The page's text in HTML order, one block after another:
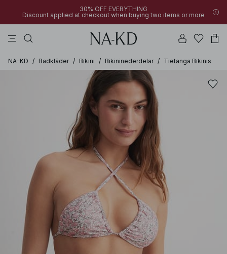
30% OFF EVERYTHING
Discount applied at checkout when buying two items or more
NA-KD / Badkläder / Bikini / Bikininederdelar / Tietanga Bikinis